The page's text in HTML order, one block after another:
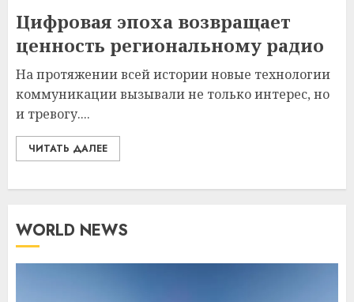
Цифровая эпоха возвращает
ценность региональному радио
На протяжении всей истории новые технологии
коммуникации вызывали не только интерес, но
и тревогу....
ЧИТАТЬ ДАЛЕЕ
WORLD NEWS